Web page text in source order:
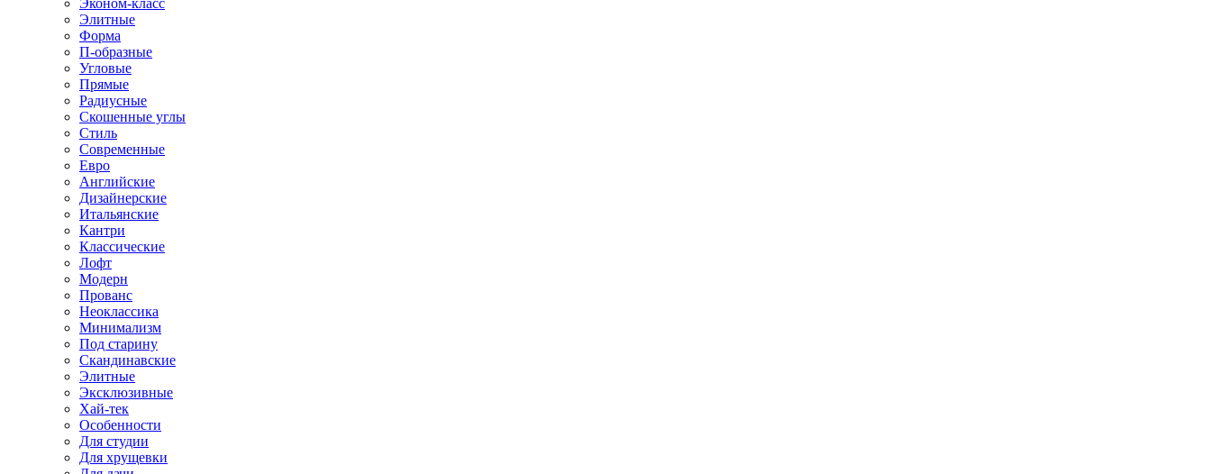
Элитные
Форма
П-образные
Угловые
Прямые
Радиусные
Скошенные углы
Стиль
Современные
Евро
Английские
Дизайнерские
Итальянские
Кантри
Классические
Лофт
Модерн
Прованс
Неоклассика
Минимализм
Под старину
Скандинавские
Элитные
Эксклюзивные
Хай-тек
Особенности
Для студии
Для хрущевки